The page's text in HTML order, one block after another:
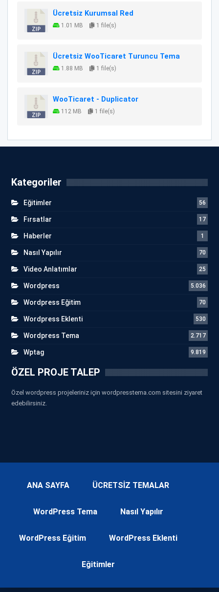
Ücretsiz Kurumsal Red
1.01 MB 1 file(s)
Ücretsiz WooTicaret Turuncu Tema
1.88 MB 1 file(s)
WooTicaret - Duplicator
112 MB 1 file(s)
Kategoriler
Eğitimler 56
Fırsatlar 17
Haberler 1
Nasıl Yapılır 70
Video Anlatımlar 25
Wordpress 5.036
Wordpress Eğitim 70
Wordpress Eklenti 530
Wordpress Tema 2.717
Wptag 9.819
ÖZEL PROJE TALEP
Özel wordpress projeleriniz için wordpresstema.com sitesini ziyaret
edebilirsiniz.
ANA SAYFA ÜCRETSİZ TEMALAR
WordPress Tema Nasıl Yapılır
WordPress Eğitim WordPress Eklenti
Eğitimler